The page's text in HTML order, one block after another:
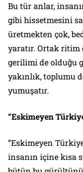
Bu tür anlar,
gibi hissetmesini
üretmekten çok,
yaratır. Ortak ritim
gerilimi de olduğu
yakınlık, toplumu
yumuşatır.
“Eskimeyen
“Eskimeyen
insanın içine kısa